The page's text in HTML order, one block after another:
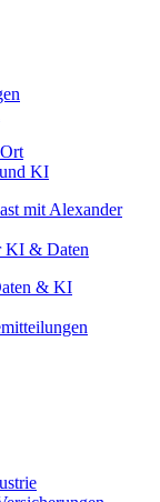
KI
mit Alexander
KI & Daten
& KI